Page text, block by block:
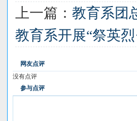
上一篇： 教育系团
教育系开展“祭英
网友点评
没有点评
参与点评